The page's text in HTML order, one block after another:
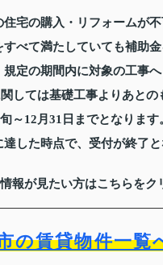
宅の購入・リフォームが不
べて満たしていても補助金
定の期間内に対象の工事
しては基礎工事よりあとの
～12月31日までとなります
した時点で、受付が終了と
報が見たい方はこちらをク
の賃貸物件一覧